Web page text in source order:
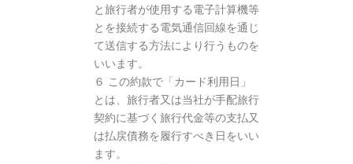
と旅行者が使用する電子計算機等
とを接続する電気通信回線を通じ
て送信する方法により行うものを
いいます。
６ この約款で「カード利用日」
とは、旅行者又は当社が手配旅行
契約に基づく旅行代金等の支払又
は払戻債務を履行すべき日をいい
ます。